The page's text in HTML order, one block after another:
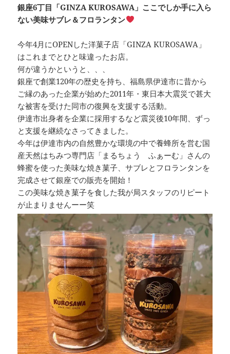
銀座6丁目「GINZA KUROSAWA」ここでしか手に入ら
ない美味サブレ＆フロランタン
今年4月にOPENした洋菓子店「GINZA KUROSAWA」
はこれまでとひと味違ったお店。
何が違うかというと、、、
銀座で創業120年の歴史を持ち、福島県伊達市に昔から
ご縁のあった企業が始めた2011年・東日本大震災で甚大
な被害を受けた同市の復興を支援する活動。
伊達市出身者を企業に採用するなど震災後10年間、ずっ
と支援を継続なさってきました。
今年は伊達市内の自然豊かな環境の中で養蜂所を営む国
産天然はちみつ専門店「まるちょう ふぁーむ」さんの
蜂蜜を使った美味な焼き菓子、サブレとフロランタンを
完成させて銀座での販売を開始！
この美味な焼き菓子を食した我が局スタッフのリピート
が止まりませんーー笑